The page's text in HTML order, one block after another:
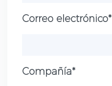
Correo electrónico*
Compañía*